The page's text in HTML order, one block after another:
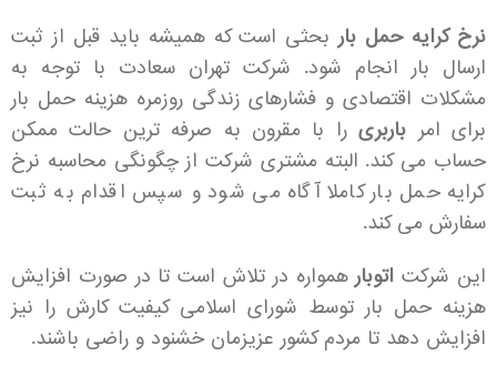
نرخ کرایه حمل باربحثی است که همیشه باید قبل از ثبت
ارسال بار انجام شود. شرکت تهران سعادت با توجه به
مشکلات اقتصادی و فشارهای زندگی روزمره هزینه حمل بار
برای امر باربریرا با مقرون به صرفه ترین حالت ممکن
حساب می کند. البته مشتری شرکت از چگونگی محاسبه نرخ
کرایه حمل بار کاملا آگاه می شود و سپس اقدام به ثبت
سفارش می کند.
این شرکت اتوبارهمواره در تلاش است تا در صورت افزایش
هزینه حمل بار توسط شورای اسلامی کیفیت کارش را نیز
افزایش دهد تا مردم کشور عزیزمان خشنود و راضی باشند.